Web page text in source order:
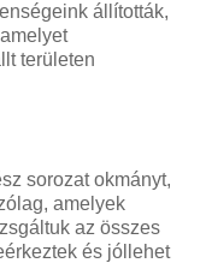
állították,
területen
sorozat okmányt,
amelyek
az összes
és jóllehet